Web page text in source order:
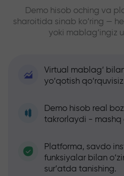
Demo hisob oching va
sharoitida sinab ko‘ring —
yoki mablag‘ingiz
Virtual mablag‘
yo‘qotish
Demo hisob real
takrorlaydi - mashq
Platforma, savdo
funksiyalar bilan
sur’atda tanishing.